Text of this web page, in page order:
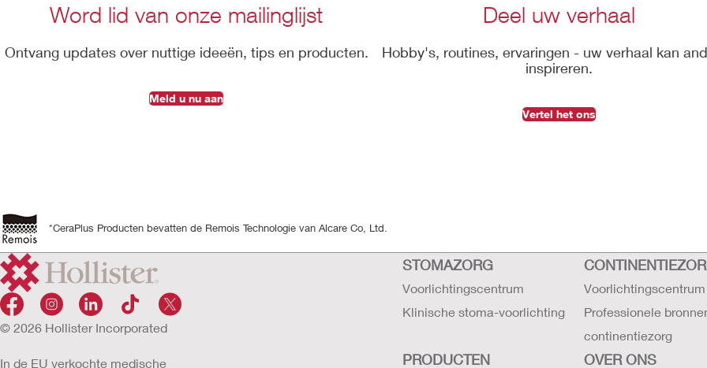
Word lid van onze mailinglijst
Ontvang updates over nuttige ideeën, tips en producten.
Meld u nu aan
Deel uw verhaal
Hobby's, routines, ervaringen - uw verhaal kan
inspireren.
Vertel het ons
*CeraPlus Producten bevatten de Remois Technologie van Alcare Co, Ltd.
© 2026 Hollister Incorporated
In de EU verkochte medische
STOMAZORG
Voorlichtingscentrum
Klinische stoma-voorlichting
Voorlichtingscentrum
Professionele
continentiezorg
PRODUCTEN OVER ONS